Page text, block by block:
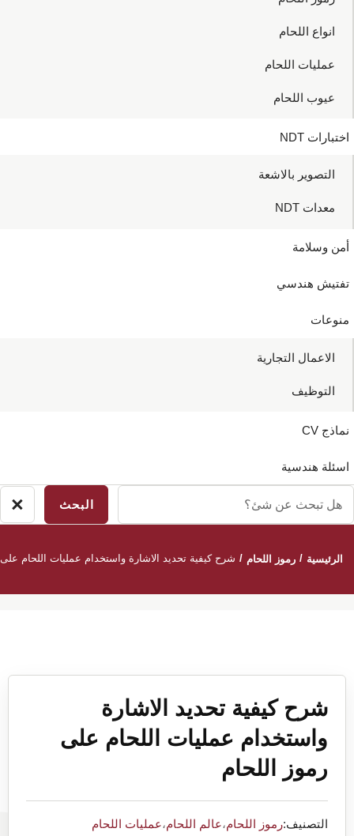
انواع اللحام
عمليات اللحام
عيوب اللحام
اختبارات NDT
التصوير بالاشعة
معدات NDT
أمن وسلامة
تفتيش هندسي
منوعات
الاعمال التجارية
التوظيف
نماذج CV
اسئلة هندسية
تبحث
شئ؟
×
الرئيسية / رموز اللحام / شرح كيفية تحديد الاشارة واستخدام عمليات اللحام
شرح كيفية تحديد الاشارة
واستخدام عمليات اللحام على
رموز اللحام
التصنيف:رموز اللحام،عالم اللحام،عمليات اللحام